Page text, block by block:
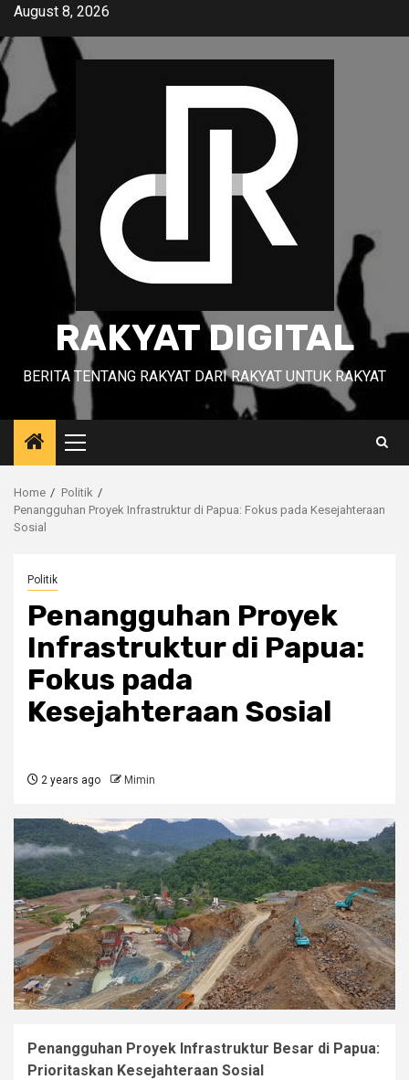
Skip
content
August 8, 2026
RAKYAT DIGITAL
BERITA TENTANG RAKYAT DARI RAKYAT UNTUK RAKYAT
Primary
Menu
Home
Politik
Penangguhan Proyek Infrastruktur di Papua: Fokus pada Kesejahteraan
Sosial
Politik
Penangguhan Proyek
Infrastruktur di Papua:
Fokus pada
Kesejahteraan Sosial
2 years ago Mimin
Penangguhan Proyek Infrastruktur Besar di Papua:
Prioritaskan Kesejahteraan Sosial